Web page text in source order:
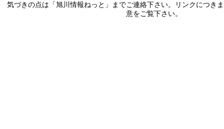
気づきの点は「旭川情報ねっと」までご連絡下さい。リンクにつき
意をご覧下さい。